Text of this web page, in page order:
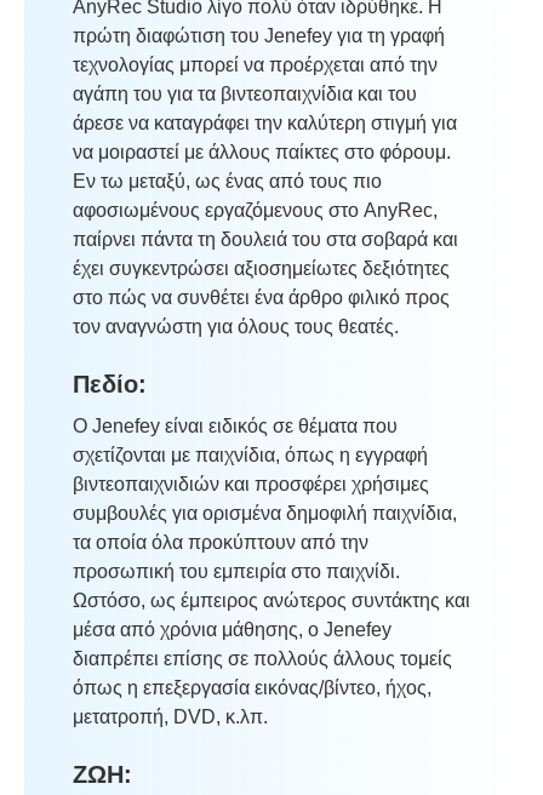
AnyRec Studio λίγο πολύ όταν ιδρύθηκε. Η
πρώτη διαφώτιση του Jenefey για τη γραφή
τεχνολογίας μπορεί να προέρχεται από την
αγάπη του για τα βιντεοπαιχνίδια και του
άρεσε να καταγράφει την καλύτερη στιγμή για
να μοιραστεί με άλλους παίκτες στο φόρουμ.
Εν τω μεταξύ, ως ένας από τους πιο
αφοσιωμένους εργαζόμενους στο AnyRec,
παίρνει πάντα τη δουλειά του στα σοβαρά και
έχει συγκεντρώσει αξιοσημείωτες δεξιότητες
στο πώς να συνθέτει ένα άρθρο φιλικό προς
τον αναγνώστη για όλους τους θεατές.
Πεδίο:
Ο Jenefey είναι ειδικός σε θέματα που
σχετίζονται με παιχνίδια, όπως η εγγραφή
βιντεοπαιχνιδιών και προσφέρει χρήσιμες
συμβουλές για ορισμένα δημοφιλή παιχνίδια,
τα οποία όλα προκύπτουν από την
προσωπική του εμπειρία στο παιχνίδι.
Ωστόσο, ως έμπειρος ανώτερος συντάκτης και
μέσα από χρόνια μάθησης, ο Jenefey
διαπρέπει επίσης σε πολλούς άλλους τομείς
όπως η επεξεργασία εικόνας/βίντεο, ήχος,
μετατροπή, DVD, κ.λπ.
ΖΩΗ: